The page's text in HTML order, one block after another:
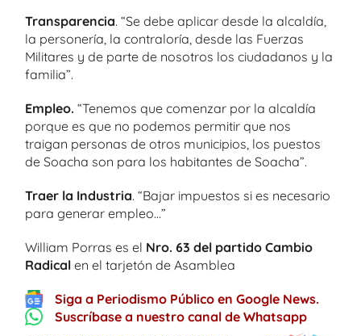
Transparencia. “Se debe aplicar desde la alcaldía,
la personería, la contraloría, desde las Fuerzas
Militares y de parte de nosotros los ciudadanos y la
familia”.
Empleo. “Tenemos que comenzar por la alcaldía
porque es que no podemos permitir que nos
traigan personas de otros municipios, los puestos
de Soacha son para los habitantes de Soacha”.
Traer la Industria. “Bajar impuestos si es necesario
para generar empleo…”
William Porras es el Nro. 63 del partido Cambio
Radical en el tarjetón de Asamblea
Siga a Periodismo Público en Google News.
Suscríbase a nuestro canal de Whatsapp